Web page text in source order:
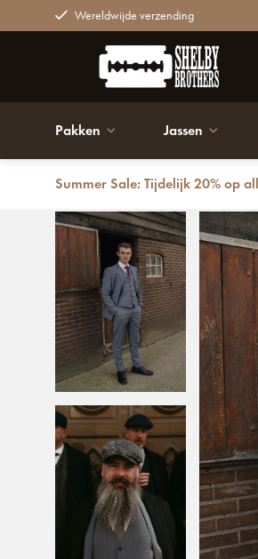
Wereldwijde verzending
Pakken Jassen
Summer Sale: Tijdelijk 20% op
Terug Mayfair PT | Heren pak |